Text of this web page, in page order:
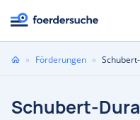
Sie» Förderungen »
Schubert-